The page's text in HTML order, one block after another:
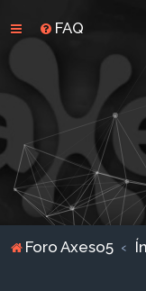
FAQ
Foro Axeso5